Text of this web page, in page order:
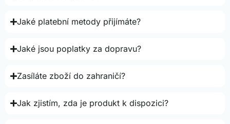
Jaké platební metody přijímáte?
Jaké jsou poplatky za dopravu?
Zasíláte zboží do zahraničí?
Jak zjistím, zda je produkt k dispozici?